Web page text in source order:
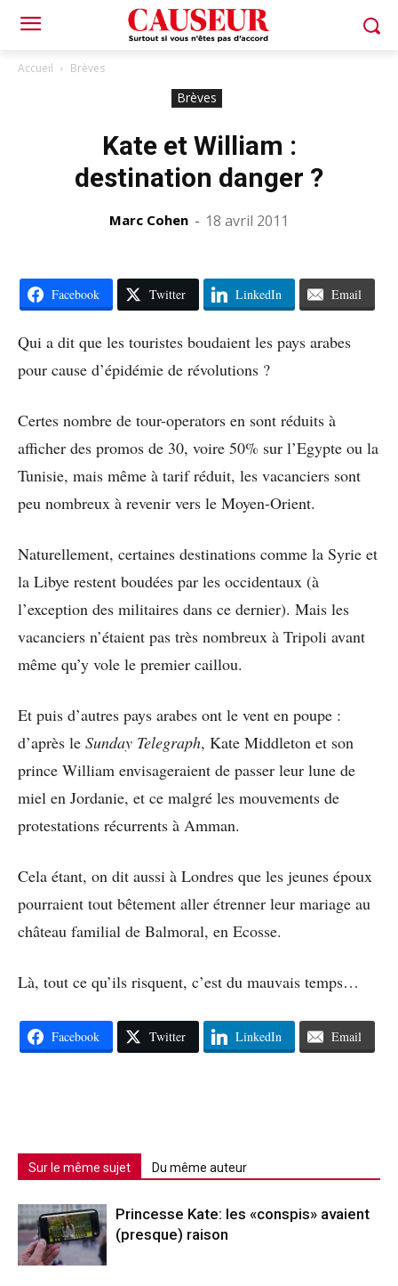
Accueil Brèves
Brèves
Kate et William :
destination danger ?
Marc Cohen - 18 avril 2011
Facebook Twitter LinkedIn Email
Qui a dit que les touristes boudaient les pays arabes
pour cause d’épidémie de révolutions ?
Certes nombre de tour-operators en sont réduits à
afficher des promos de 30, voire 50% sur l’Egypte ou la
Tunisie, mais même à tarif réduit, les vacanciers sont
peu nombreux à revenir vers le Moyen-Orient.
Naturellement, certaines destinations comme la Syrie et
la Libye restent boudées par les occidentaux (à
l’exception des militaires dans ce dernier). Mais les
vacanciers n’étaient pas très nombreux à Tripoli avant
même qu’y vole le premier caillou.
Et puis d’autres pays arabes ont le vent en poupe :
d’après le Sunday Telegraph, Kate Middleton et son
prince William envisageraient de passer leur lune de
miel en Jordanie, et ce malgré les mouvements de
protestations récurrents à Amman.
Cela étant, on dit aussi à Londres que les jeunes époux
pourraient tout bêtement aller étrenner leur mariage au
château familial de Balmoral, en Ecosse.
Là, tout ce qu’ils risquent, c’est du mauvais temps…
Facebook Twitter LinkedIn Email
Sur le même sujet Du même auteur
Princesse Kate: les «conspis» avaient
(presque) raison